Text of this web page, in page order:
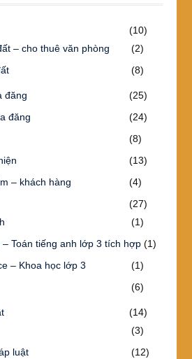
(10)
– cho thuê văn phòng
(2)
(8)
đăng
(25)
đăng
(24)
(8)
(13)
– khách hàng
(4)
(27)
(1)
Toán tiếng anh lớp 3 tích hợp(1)
– Khoa học lớp 3
(1)
(6)
(14)
(3)
luật
(12)